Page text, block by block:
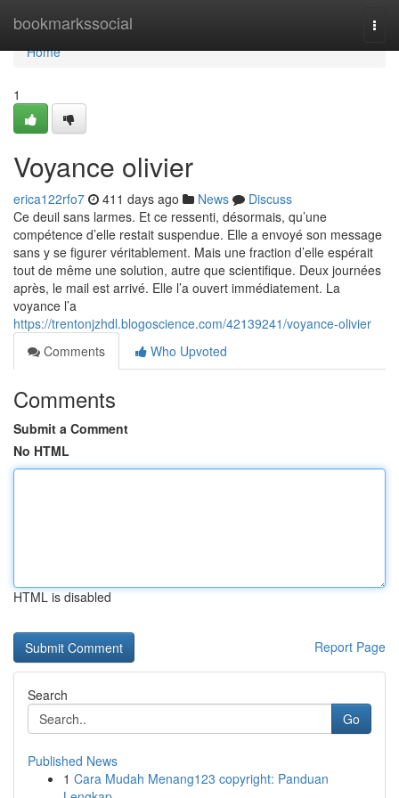
bookmarkssocial
Home
Home
1
Voyance olivier
erica122rfo7 411 days ago News
Discuss
Ce deuil sans larmes. Et ce ressenti, désormais, qu’une
compétence d’elle restait suspendue. Elle a envoyé son message
sans y se figurer véritablement. Mais une fraction d’elle espérait
tout de même une solution, autre que scientifique. Deux journées
après, le mail est arrivé. Elle l’a ouvert immédiatement. La
voyance l’a
https://trentonjzhdl.blogoscience.com/42139241/voyance-olivier
Comments
Who Upvoted
Comments
Submit a Comment
No HTML
HTML is disabled
Report Page
Search
Go
Published News
1 Cara Mudah Menang123 copyright: Panduan